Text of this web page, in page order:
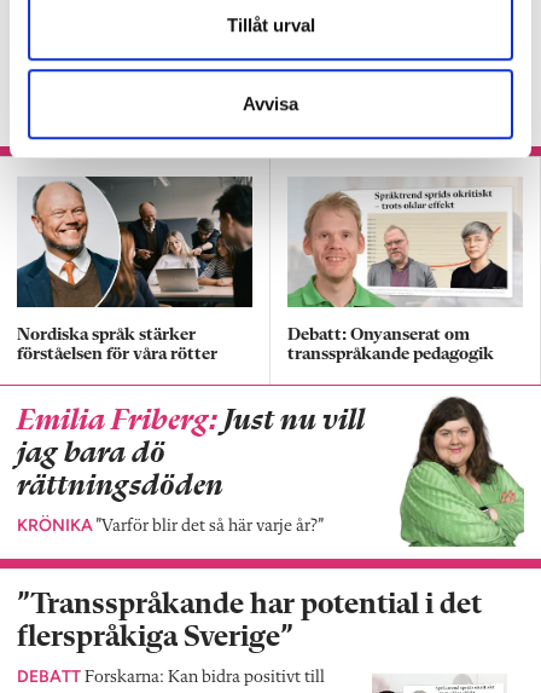
Tillåt urval
Avvisa
Tydliga delmål kan få
Nordiska språk stärker
förståelsen för våra rötter
Debatt: Onyanserat om
transspråkande pedagogik
Emilia Friberg: Just nu vill
jag bara dö
rättningsdöden
KRÖNIKA ”Varför blir det så här varje år?”
”Transspråkande har potential i det
flerspråkiga Sverige”
DEBATT Forskarna: Kan bidra positivt till